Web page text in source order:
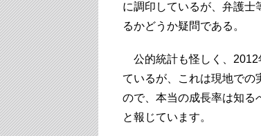
に調印しているが、弁護士
るかどうか疑問である。
公的統計も怪しく、2012
ているが、これは現地での
ので、本当の成長率は知る
と報じています。